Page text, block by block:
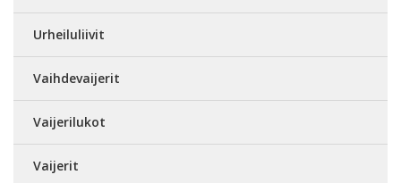
Urheiluliivit
Vaihdevaijerit
Vaijerilukot
Vaijerit